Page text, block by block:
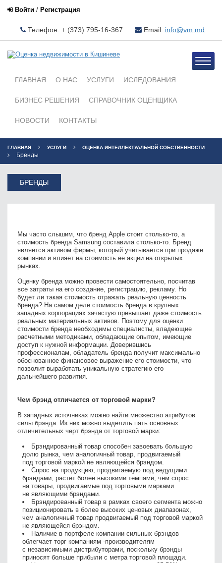
Войти / Регистрация
Телефон: + (373) 795-16-367 Email: info@vm.md
Toggle
ГЛАВНАЯ О НАС УСЛУГИ ИСЛЕДОВАНИЯ
БИЗНЕС РЕШЕНИЯ СПРАВОЧНИК ОЦЕНЩИКА
НОВОСТИ КОНТАКТЫ
ГЛАВНАЯ УСЛУГИ ОЦЕНКА ИНТЕЛЛЕКТУАЛЬНОЙ СОБСТВЕННОСТИ
Бренды
БРЕНДЫ
Мы часто слышим, что бренд Apple стоит столько-то, а
стоимость бренда Samsung составила столько-то. Бренд
является активом фирмы, который учитывается при продаже
компании и влияет на стоимость ее акции на открытых
рынках.
Оценку бренда можно провести самостоятельно, посчитав
все затраты на его создание, регистрацию, рекламу. Но
будет ли такая стоимость отражать реальную ценность
бренда? На самом деле стоимость бренда в крупных
западных корпорациях зачастую превышает даже стоимость
реальных материальных активов. Поэтому для оценки
стоимости бренда необходимы специалисты, владеющие
расчетными методиками, обладающие опытом, имеющие
доступ к нужной информации. Доверившись
профессионалам, обладатель бренда получит максимально
обоснованное финансовое выражение его стоимости, что
позволит выработать уникальную стратегию его
дальнейшего развития.
Чем брэнд отличается от торговой марки?
В западных источниках можно найти множество атрибутов
силы брэнда. Из них можно выделить пять основных
отличительных черт брэнда от торговой марки:
Брэндированный товар способен завоевать большую
долю рынка, чем аналогичный товар, продвигаемый
под торговой маркой не являющейся брэндом.
Спрос на продукцию, продвигаемую под ведущими
брэндами, растет более высокими темпами, чем спрос
на товары, продвигаемые под торговыми марками
не являющими брэндами.
Брэндированный товар в рамках своего сегмента можно
позиционировать в более высоких ценовых диапазонах,
чем аналогичный товар продвигаемый под торговой маркой
не являющейся брэндом.
Наличие в портфеле компании сильных брэндов
облегчает торг компаниям -производителям
с независимыми дистрибуторами, поскольку брэнды
приносят больше прибыли с метра торговой площади.